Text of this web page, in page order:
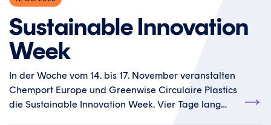
Sustainable Innovation
Week
In der Woche vom 14. bis 17. November veranstalten
Chemport Europe und Greenwise Circulaire Plastics
die Sustainable Innovation Week. Vier Tage lang